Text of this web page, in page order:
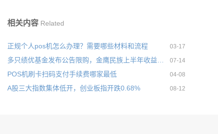
相关内容 Related
正规个人pos机怎么办理？需要哪些材料和流程 03-17
07-14
POS机刷卡扫码支付手续费哪家最低 04-08
A股三大指数集体低开，创业板指开跌0.68% 08-12